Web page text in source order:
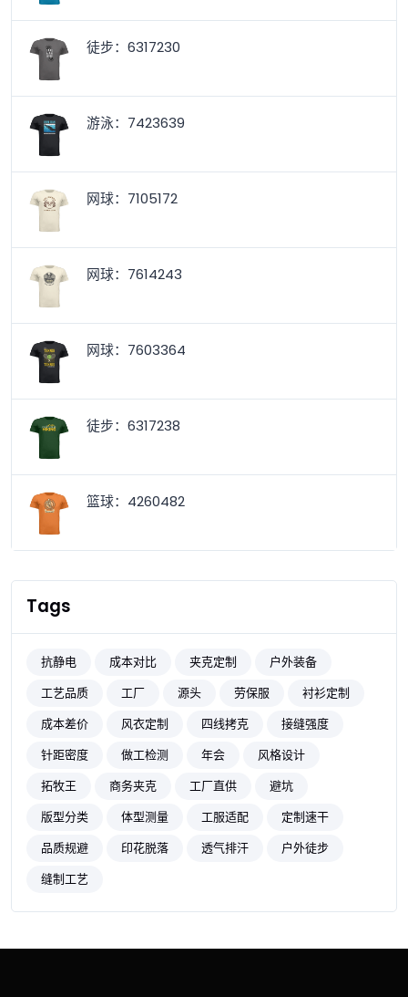
徒步：6317230
游泳：7423639
网球：7105172
网球：7614243
网球：7603364
徒步：6317238
篮球：4260482
Tags
抗静电 成本对比 夹克定制
户外装备
工艺品质
工厂 源头 劳保服
衬衫定制
成本差价
风衣定制 四线拷克
接缝强度
针距密度
做工检测 年会
风格设计
拓牧王
商务夹克 工厂直供
避坑
版型分类
体型测量 工服适配
定制速干
品质规避
印花脱落 透气排汗
户外徒步
缝制工艺